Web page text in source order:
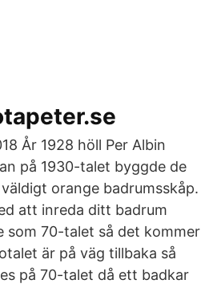
År 1928 höll Per Albin
på 1930-talet byggde de
orange badrumsskåp.
att inreda ditt badrum
som 70-talet så det kommer
är på väg tillbaka så
på 70-talet då ett badkar